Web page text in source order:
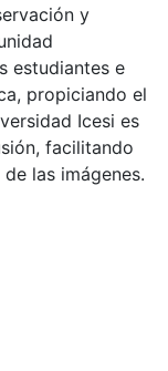
y
estudiantes e
propiciando el
Icesi es
facilitando
las imágenes.